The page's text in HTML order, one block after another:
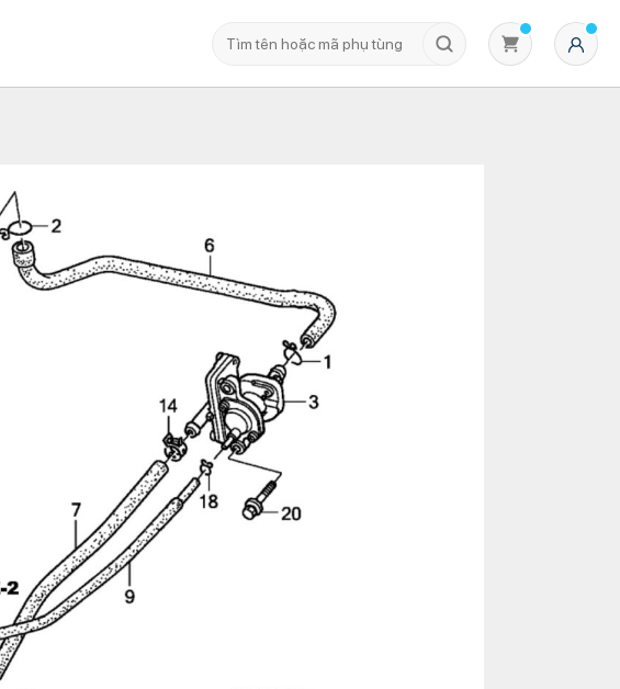
Không có sản phẩm nào trong giỏ hàng